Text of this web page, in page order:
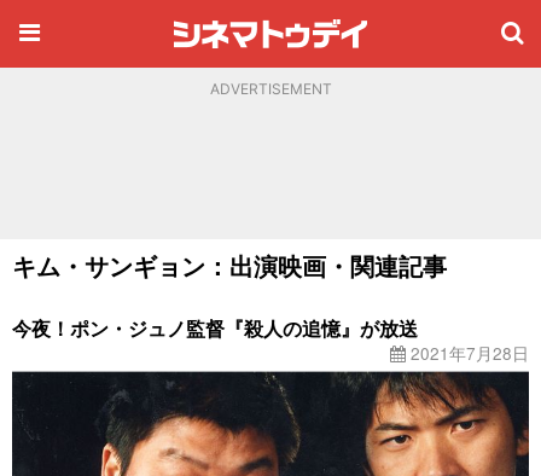
ADVERTISEMENT
キム・サンギョン：出演映画・関連記事
今夜！ポン・ジュノ監督『殺人の追憶』が放送
2021年7月28日